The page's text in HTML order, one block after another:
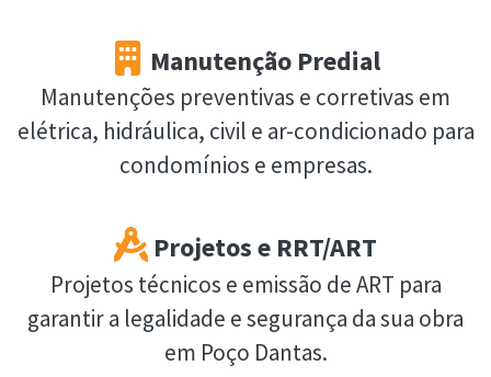
Manutenção Predial
Manutenções preventivas e corretivas em
elétrica, hidráulica, civil e ar-condicionado para
condomínios e empresas.
Projetos e RRT/ART
Projetos técnicos e emissão de ART para
garantir a legalidade e segurança da sua obra
em Poço Dantas.